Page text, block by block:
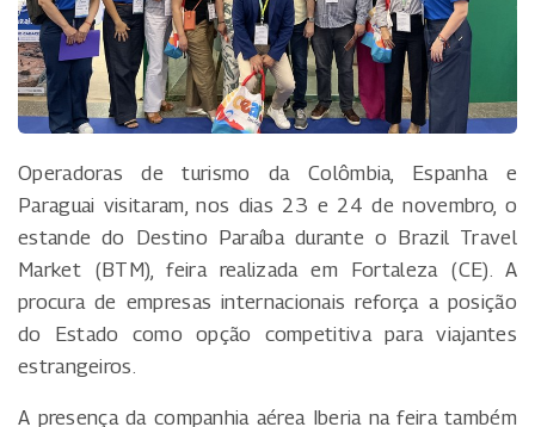
Operadoras de turismo da Colômbia, Espanha e
Paraguai visitaram, nos dias 23 e 24 de novembro, o
estande do Destino Paraíba durante o Brazil Travel
Market (BTM), feira realizada em Fortaleza (CE). A
procura de empresas internacionais reforça a posição
do Estado como opção competitiva para viajantes
estrangeiros.
A presença da companhia aérea Iberia na feira também